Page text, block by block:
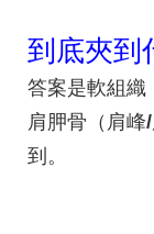
到底夾到
答案是軟組織
肩胛骨 （肩峰/
到。